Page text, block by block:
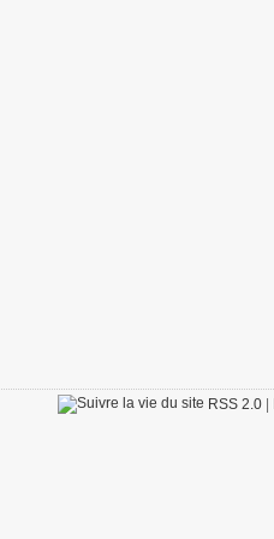
RSS 2.0